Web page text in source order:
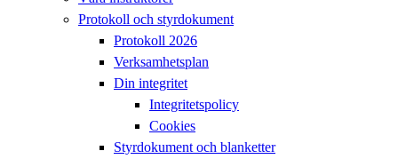
Protokoll och styrdokument
Protokoll 2026
Verksamhetsplan
Din integritet
Integritetspolicy
Cookies
Styrdokument och blanketter